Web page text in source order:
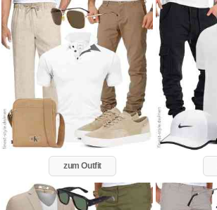
zum Outfit